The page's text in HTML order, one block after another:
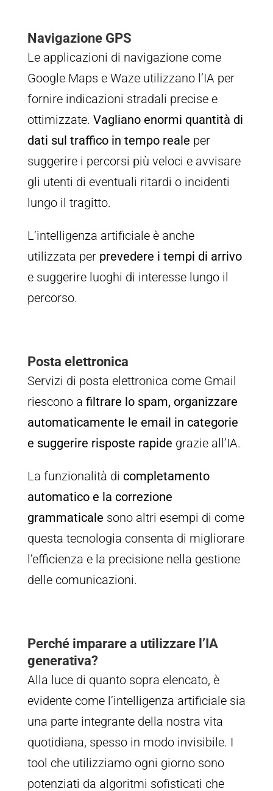
Navigazione GPS
Le applicazioni di navigazione come
Google Maps e Waze utilizzano l’IA per
fornire indicazioni stradali precise e
ottimizzate. Vagliano enormi quantità di
dati sul traffico in tempo reale per
suggerire i percorsi più veloci e avvisare
gli utenti di eventuali ritardi o incidenti
lungo il tragitto.
L’intelligenza artificiale è anche
utilizzata per prevedere i tempi di arrivo
e suggerire luoghi di interesse lungo il
percorso.
Posta elettronica
Servizi di posta elettronica come Gmail
riescono a filtrare lo spam, organizzare
automaticamente le email in categorie
e suggerire risposte rapide grazie all’IA.
La funzionalità di completamento
automatico e la correzione
grammaticale sono altri esempi di come
questa tecnologia consenta di migliorare
l’efficienza e la precisione nella gestione
delle comunicazioni.
Perché imparare a utilizzare l’IA
generativa?
Alla luce di quanto sopra elencato, è
evidente come l’intelligenza artificiale sia
una parte integrante della nostra vita
quotidiana, spesso in modo invisibile. I
tool che utilizziamo ogni giorno sono
potenziati da algoritmi sofisticati che